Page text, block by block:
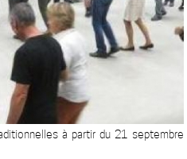
à partir du 21 septembre